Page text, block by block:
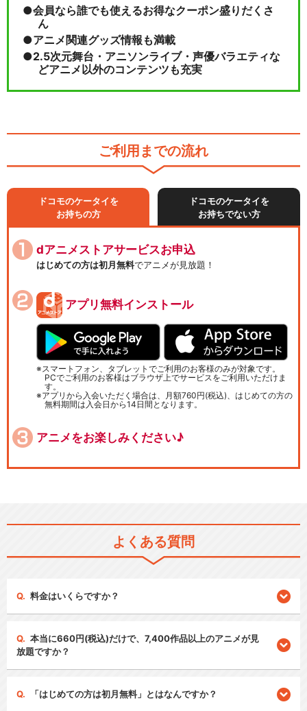
会員なら誰でも使えるお得なクーポン盛りだくさ
ん
アニメ関連グッズ情報も満載
2.5次元舞台・アニソンライブ・声優バラエティな
どアニメ以外のコンテンツも充実
ご利用までの流れ
ドコモのケータイを
お持ちの方
ドコモのケータイを
お持ちでない方
dアニメストアサービスお申込
はじめての方は初月無料でアニメが見放題！
アプリ無料インストール
スマートフォン、タブレットでご利用のお客様のみが対象です。
PCでご利用のお客様はブラウザ上でサービスをご利用いただけま
す。
アプリから入会いただく場合は、月額760円(税込)、はじめての方の
無料期間は入会日から14日間となります。
アニメをお楽しみください♪
よくある質問
料金はいくらですか？
本当に660円(税込)だけで、7,400作品以上のアニメが見
放題ですか？
「はじめての方は初月無料」とはなんですか？